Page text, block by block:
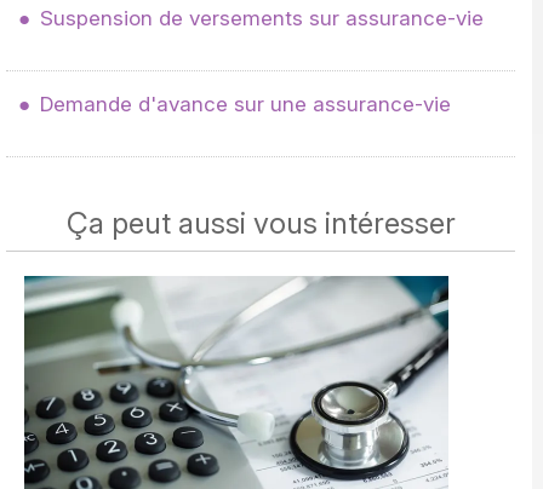
Suspension de versements sur assurance-vie
Demande d'avance sur une assurance-vie
Ça peut aussi vous intéresser